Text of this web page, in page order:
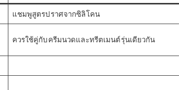
แชมพูสูตรปราศจากซิลิโคน
ควรใช้คู่กับครีมนวดและทรีตเมนต์รุ่นเดียวกัน